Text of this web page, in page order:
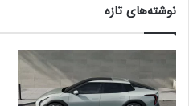
نوشته‌های تازه